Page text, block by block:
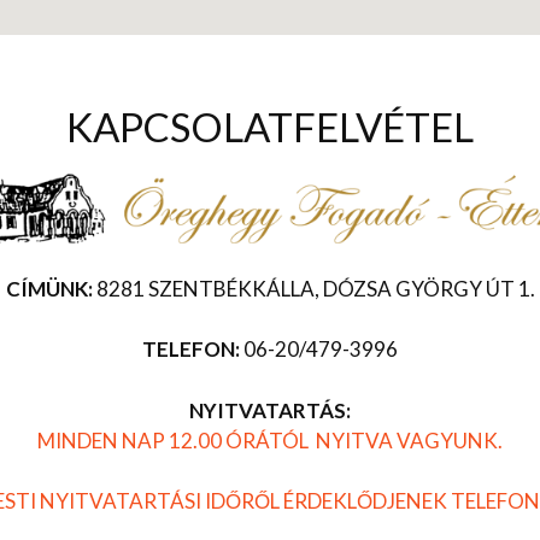
KAPCSOLATFELVÉTEL
CÍMÜNK:8281 SZENTBÉKKÁLLA, DÓZSA GYÖRGY ÚT 1.
TELEFON:06-20/479-3996
NYITVATARTÁS:
MINDEN NAP 12.00 ÓRÁTÓL NYITVA VAGYUNK.
NYITVATARTÁSI IDŐRŐL ÉRDEKLŐDJENEK